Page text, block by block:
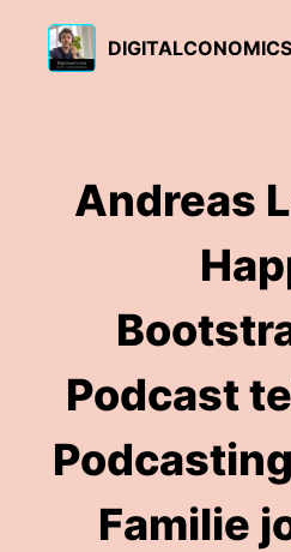
Andreas
Podcast
Familie